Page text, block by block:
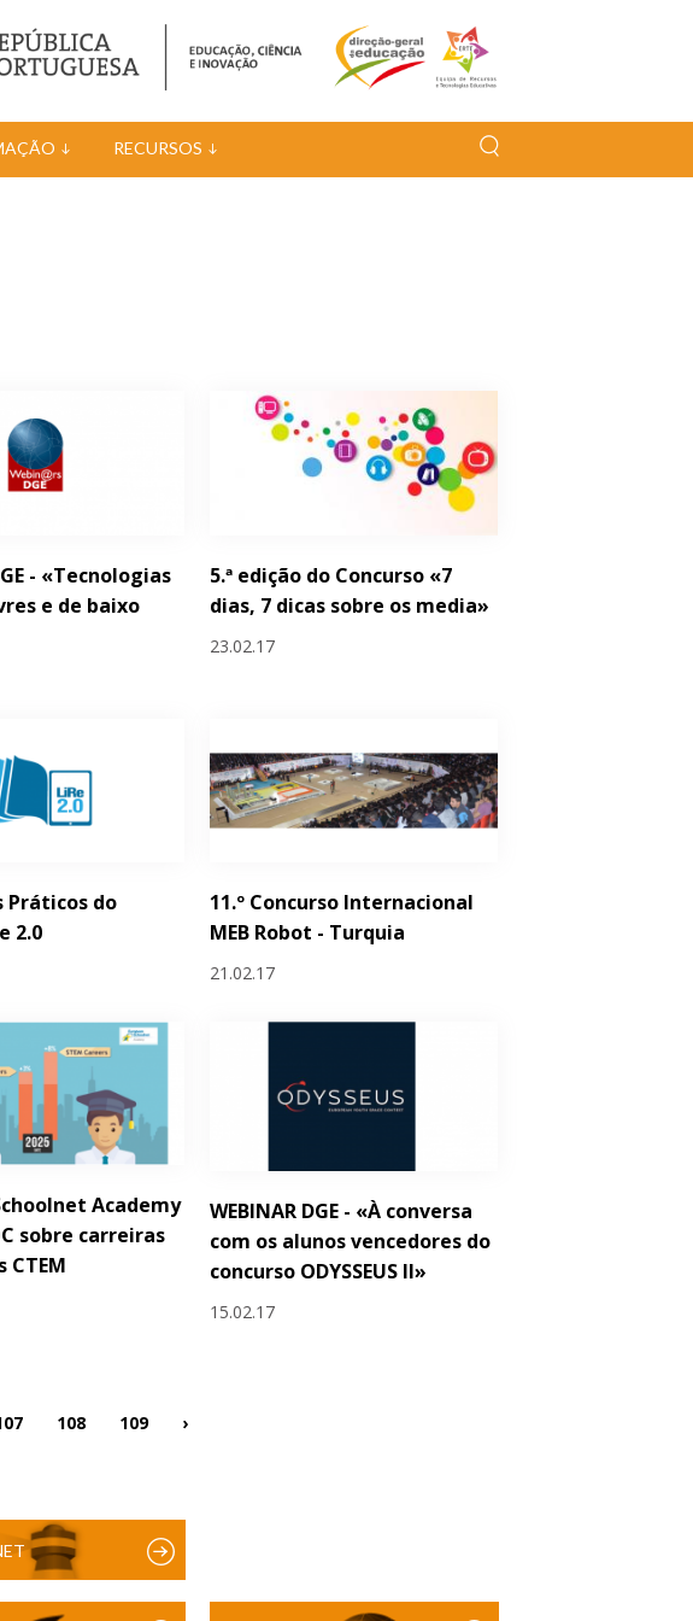
RECURSOS
- «Tecnologias
e de baixo
5.ª edição do Concurso «7
dias, 7 dicas sobre os media»
23.02.17
Práticos do
2.0
11.º Concurso Internacional
MEB Robot - Turquia
21.02.17
Academy
sobre carreiras
CTEM
WEBINAR DGE - «À conversa
com os alunos vencedores do
concurso ODYSSEUS II»
15.02.17
108 109 ›